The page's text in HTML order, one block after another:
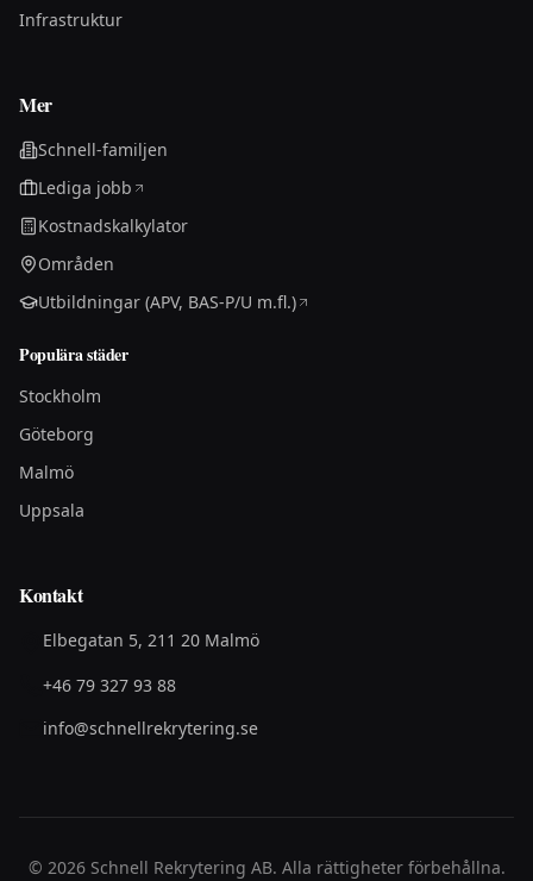
Infrastruktur
Mer
Schnell-familjen
Lediga jobb
Kostnadskalkylator
Områden
Utbildningar (APV, BAS-P/U m.fl.)
Populära städer
Stockholm
Göteborg
Malmö
Uppsala
Kontakt
Elbegatan 5, 211 20 Malmö
+46 79 327 93 88
info@schnellrekrytering.se
© 2026Schnell Rekrytering AB. Alla rättigheter förbehållna.